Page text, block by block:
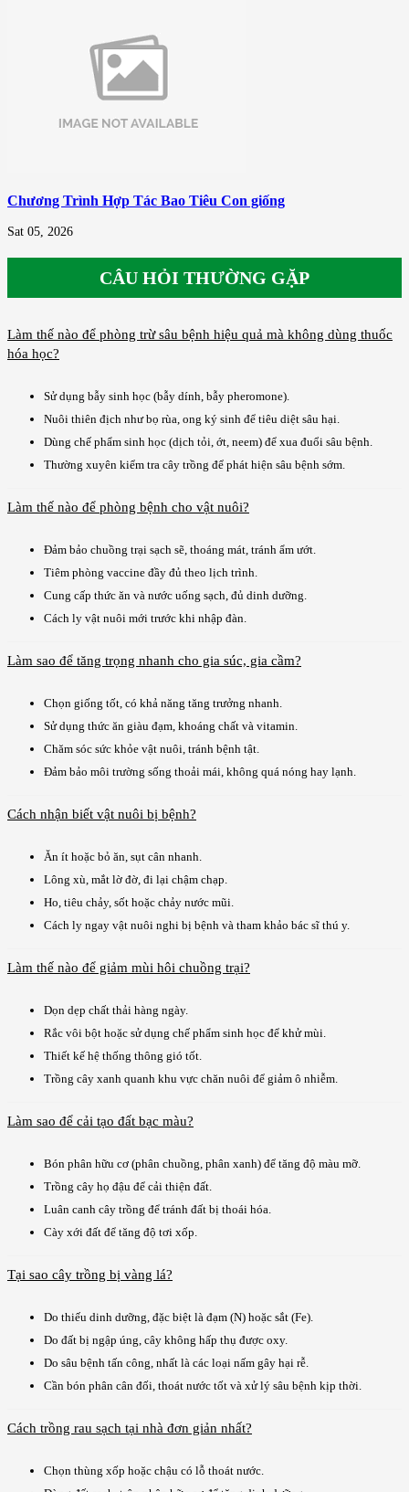
Chương Trình Hợp Tác Bao Tiêu Con giống
Sat 05, 2026
CÂU HỎI THƯỜNG GẶP
Làm thế nào để phòng trừ sâu bệnh hiệu quả mà không dùng thuốc
hóa học?
Sử dụng bẫy sinh học (bẫy dính, bẫy pheromone).
Nuôi thiên địch như bọ rùa, ong ký sinh để tiêu diệt sâu hại.
Dùng chế phẩm sinh học (dịch tỏi, ớt, neem) để xua đuổi sâu bệnh.
Thường xuyên kiểm tra cây trồng để phát hiện sâu bệnh sớm.
Làm thế nào để phòng bệnh cho vật nuôi?
Đảm bảo chuồng trại sạch sẽ, thoáng mát, tránh ẩm ướt.
Tiêm phòng vaccine đầy đủ theo lịch trình.
Cung cấp thức ăn và nước uống sạch, đủ dinh dưỡng.
Cách ly vật nuôi mới trước khi nhập đàn.
Làm sao để tăng trọng nhanh cho gia súc, gia cầm?
Chọn giống tốt, có khả năng tăng trưởng nhanh.
Sử dụng thức ăn giàu đạm, khoáng chất và vitamin.
Chăm sóc sức khỏe vật nuôi, tránh bệnh tật.
Đảm bảo môi trường sống thoải mái, không quá nóng hay lạnh.
Cách nhận biết vật nuôi bị bệnh?
Ăn ít hoặc bỏ ăn, sụt cân nhanh.
Lông xù, mắt lờ đờ, đi lại chậm chạp.
Ho, tiêu chảy, sốt hoặc chảy nước mũi.
Cách ly ngay vật nuôi nghi bị bệnh và tham khảo bác sĩ thú y.
Làm thế nào để giảm mùi hôi chuồng trại?
Dọn dẹp chất thải hàng ngày.
Rắc vôi bột hoặc sử dụng chế phẩm sinh học để khử mùi.
Thiết kế hệ thống thông gió tốt.
Trồng cây xanh quanh khu vực chăn nuôi để giảm ô nhiễm.
Làm sao để cải tạo đất bạc màu?
Bón phân hữu cơ (phân chuồng, phân xanh) để tăng độ màu mỡ.
Trồng cây họ đậu để cải thiện đất.
Luân canh cây trồng để tránh đất bị thoái hóa.
Cày xới đất để tăng độ tơi xốp.
Tại sao cây trồng bị vàng lá?
Do thiếu dinh dưỡng, đặc biệt là đạm (N) hoặc sắt (Fe).
Do đất bị ngập úng, cây không hấp thụ được oxy.
Do sâu bệnh tấn công, nhất là các loại nấm gây hại rễ.
Cần bón phân cân đối, thoát nước tốt và xử lý sâu bệnh kịp thời.
Cách trồng rau sạch tại nhà đơn giản nhất?
Chọn thùng xốp hoặc chậu có lỗ thoát nước.